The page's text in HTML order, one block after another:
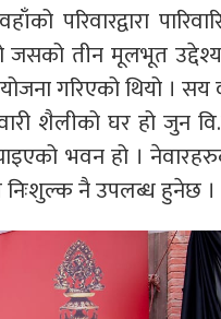
परिवारद्वारा
जसको तीन मूलभूत
गरिएको थियो । सय
शैलीको घर हो जुन
भवन हो ।
नै उपलब्ध हुनेछ ।